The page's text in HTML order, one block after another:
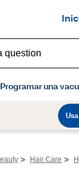
> Hair Care >